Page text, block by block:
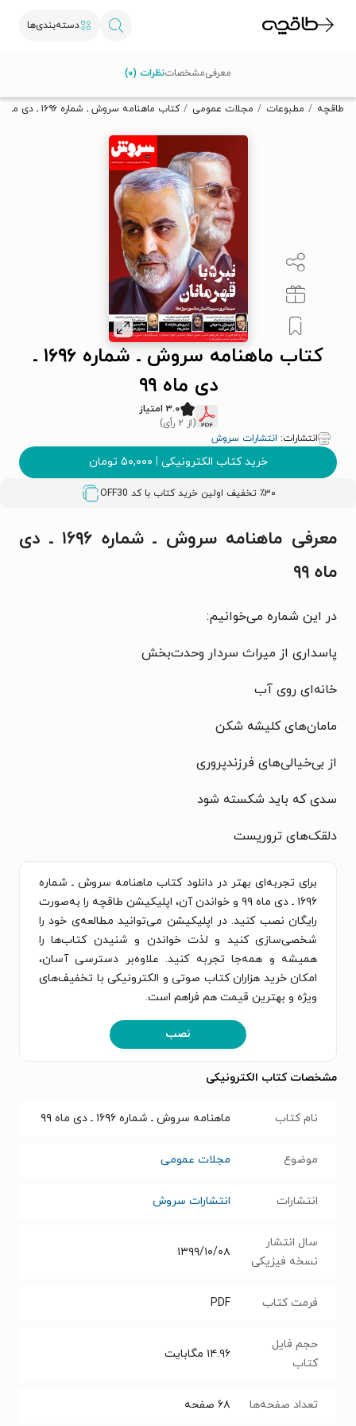
دسته‌بندی‌ها
تخفیف از طاقچه دریافت کن.
طاقچه مطبوعات مجلات عمومی کتاب ماهنامه سروش ـ شماره ۱۶۹۶ ـ دی ماه ۹۹
کتاب ماهنامه سروش ـ شماره ۱۶۹۶ ـ
دی ماه ۹۹
۳.۰ امتیاز
(از ۲ رأی)
انتشارات: انتشارات سروش
خرید کتاب الکترونیکی | ۵۰,۰۰۰ تومان
٪۳۰ تخفیف اولین خرید کتاب با کد OFF30
معرفیمشخصاتنظرات (۰)
معرفی ماهنامه سروش ـ شماره ۱۶۹۶ ـ دی
ماه ۹۹
در این شماره می‌خوانیم:
پاسداری از میراث سردار وحدت‌بخش
خانه‌ای روی آب
مامان‌های کلیشه شکن
از بی‌خیالی‌های فرزندپروری
سدی که باید شکسته شود
دلقک‌های تروریست
برای تجربه‌ای بهتر در دانلود کتاب ماهنامه سروش ـ شماره
۱۶۹۶ ـ دی ماه ۹۹ و خواندن آن، اپلیکیشن طاقچه را به‌صورت
رایگان نصب کنید. در اپلیکیشن می‌توانید مطالعه‌ی خود را
شخصی‌سازی کنید و لذت خواندن و شنیدن کتاب‌ها را
همیشه و همه‌جا تجربه کنید. علاوه‌بر دسترسی آسان،
امکان خرید هزاران کتاب صوتی و الکترونیکی با تخفیف‌های
ویژه و بهترین قیمت هم فراهم است.
نصب
مشخصات کتاب الکترونیکی
نام کتاب ماهنامه سروش ـ شماره ۱۶۹۶ ـ دی ماه ۹۹
موضوع مجلات عمومی
انتشارات انتشارات سروش
سال انتشار
نسخه فیزیکی
۱۳۹۹/۱۰/۰۸
فرمت کتاب PDF
حجم فایل
کتاب
۱۴.۹۶ مگابایت
تعداد صفحه‌ها ۶۸ صفحه